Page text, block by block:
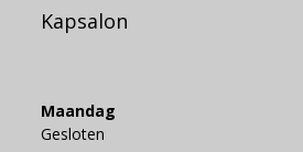
Kapsalon
Maandag
Gesloten